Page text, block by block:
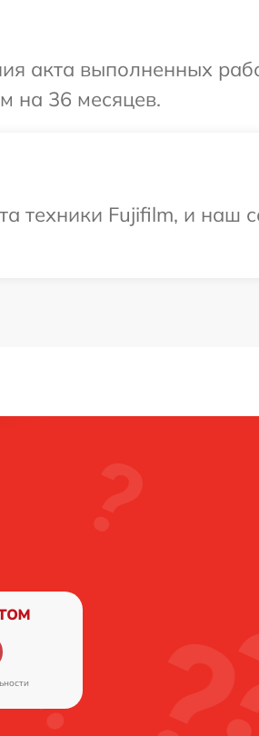
акта выполненных
на 36 месяцев.
техники Fujifilm, и наш